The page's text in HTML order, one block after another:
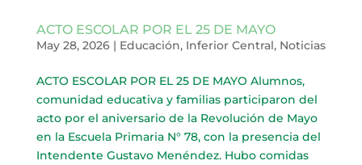
ACTO ESCOLAR POR EL 25 DE MAYO
May 28, 2026| Educación, Inferior Central, Noticias
ACTO ESCOLAR POR EL 25 DE MAYO Alumnos,
comunidad educativa y familias participaron del
acto por el aniversario de la Revolución de Mayo
en la Escuela Primaria N° 78, con la presencia del
Intendente Gustavo Menéndez. Hubo comidas